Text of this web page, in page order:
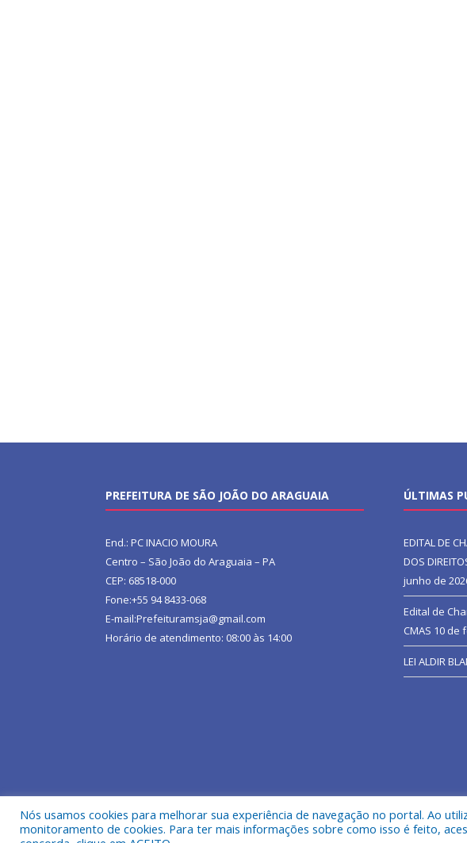
PREFEITURA DE SÃO JOÃO DO ARAGUAIA
End.: PC INACIO MOURA
Centro – São João do Araguaia – PA
CEP: 68518-000
Fone:+55 94 8433-068
E-mail:Prefeituramsja@gmail.com
Horário de atendimento: 08:00 às 14:00
ÚLTIMAS
EDITAL DE
DOS
junho de
Edital de
CMAS 10 de
LEI ALDIR
Todos os direitos reservados a Prefeitura Municipal de São João do
Nós usamos cookies para melhorar sua experiência de navegação no portal. Ao
monitoramento de cookies. Para ter mais informações sobre como isso é feito,